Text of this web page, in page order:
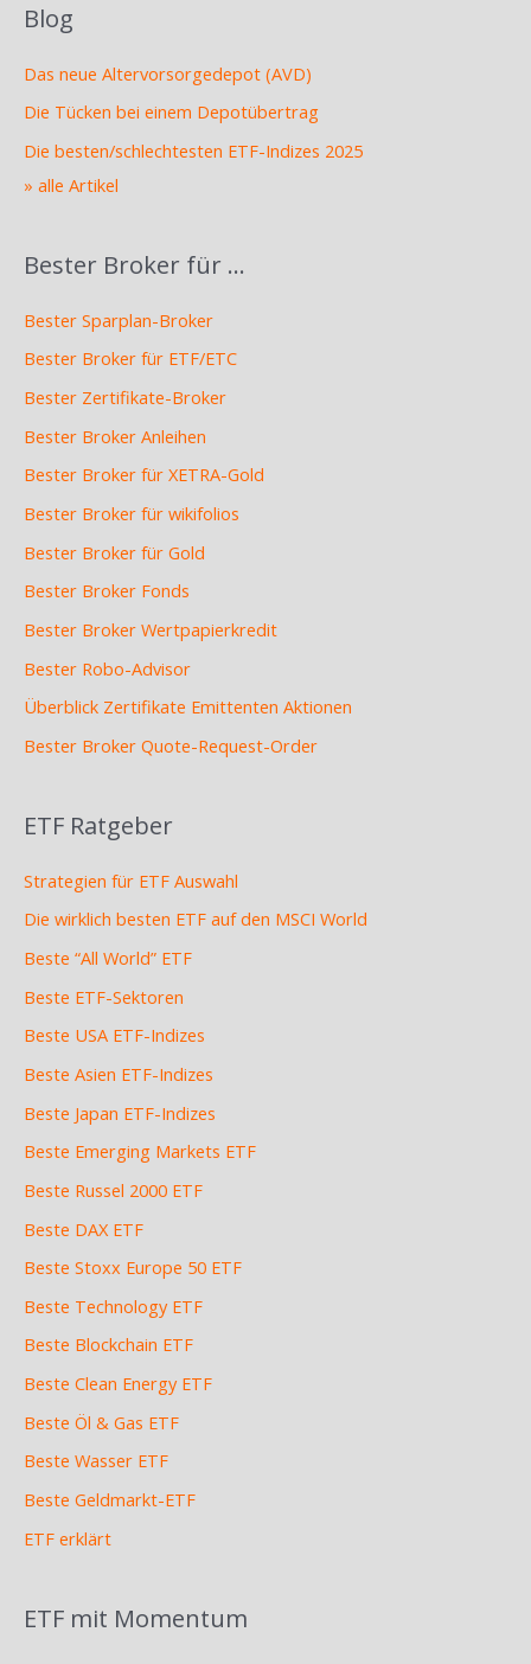
Blog
Das neue Altervorsorgedepot (AVD)
Die Tücken bei einem Depotübertrag
Die besten/schlechtesten ETF-Indizes 2025
» alle Artikel
Bester Broker für …
Bester Sparplan-Broker
Bester Broker für ETF/ETC
Bester Zertifikate-Broker
Bester Broker Anleihen
Bester Broker für XETRA-Gold
Bester Broker für wikifolios
Bester Broker für Gold
Bester Broker Fonds
Bester Broker Wertpapierkredit
Bester Robo-Advisor
Überblick Zertifikate Emittenten Aktionen
Bester Broker Quote-Request-Order
ETF Ratgeber
Strategien für ETF Auswahl
Die wirklich besten ETF auf den MSCI World
Beste “All World” ETF
Beste ETF-Sektoren
Beste USA ETF-Indizes
Beste Asien ETF-Indizes
Beste Japan ETF-Indizes
Beste Emerging Markets ETF
Beste Russel 2000 ETF
Beste DAX ETF
Beste Stoxx Europe 50 ETF
Beste Technology ETF
Beste Blockchain ETF
Beste Clean Energy ETF
Beste Öl & Gas ETF
Beste Wasser ETF
Beste Geldmarkt-ETF
ETF erklärt
ETF mit Momentum